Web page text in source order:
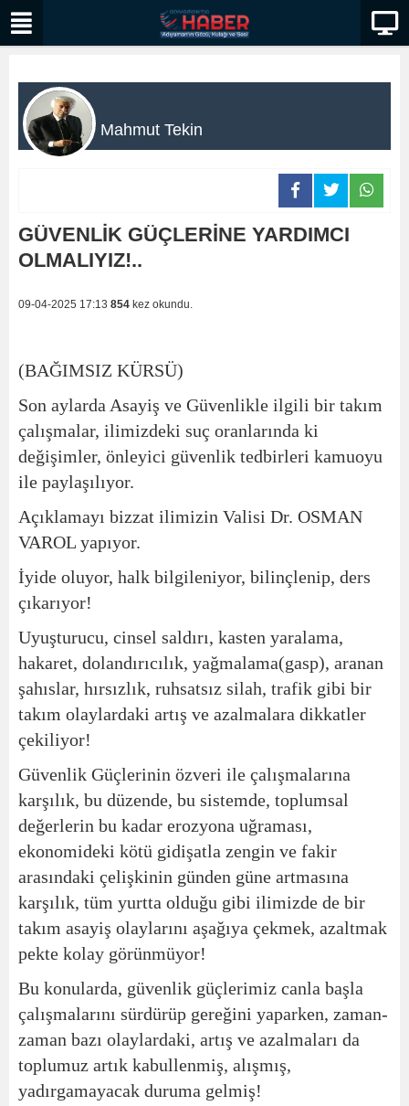
Mahmut Tekin
GÜVENLİK GÜÇLERİNE YARDIMCI
OLMALIYIZ!..
09-04-2025 17:13 854 kez okundu.
(BAĞIMSIZ KÜRSÜ)
Son aylarda Asayiş ve Güvenlikle ilgili bir takım
çalışmalar, ilimizdeki suç oranlarında ki
değişimler, önleyici güvenlik tedbirleri kamuoyu
ile paylaşılıyor.
Açıklamayı bizzat ilimizin Valisi Dr. OSMAN
VAROL yapıyor.
İyide oluyor, halk bilgileniyor, bilinçlenip, ders
çıkarıyor!
Uyuşturucu, cinsel saldırı, kasten yaralama,
hakaret, dolandırıcılık, yağmalama(gasp), aranan
şahıslar, hırsızlık, ruhsatsız silah, trafik gibi bir
takım olaylardaki artış ve azalmalara dikkatler
çekiliyor!
Güvenlik Güçlerinin özveri ile çalışmalarına
karşılık, bu düzende, bu sistemde, toplumsal
değerlerin bu kadar erozyona uğraması,
ekonomideki kötü gidişatla zengin ve fakir
arasındaki çelişkinin günden güne artmasına
karşılık, tüm yurtta olduğu gibi ilimizde de bir
takım asayiş olaylarını aşağıya çekmek, azaltmak
pekte kolay görünmüyor!
Bu konularda, güvenlik güçlerimiz canla başla
çalışmalarını sürdürüp gereğini yaparken, zaman-
zaman bazı olaylardaki, artış ve azalmaları da
toplumuz artık kabullenmiş, alışmış,
yadırgamayacak duruma gelmiş!